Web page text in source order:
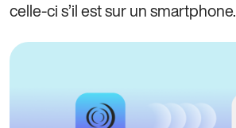
celle-ci s’il est sur un smartphone.